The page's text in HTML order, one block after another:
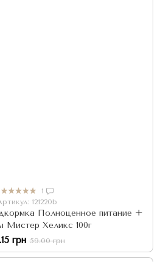
1
121220b
Полноценное питание +
Мистер Хеликс 100г
грн 59.00 грн